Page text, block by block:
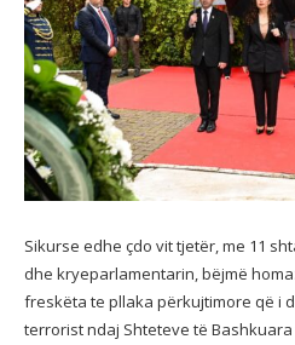
Sikurse edhe çdo vit tjetër, me 11
dhe kryeparlamentarin, bëjmë
freskëta te pllaka përkujtimore që i
terrorist ndaj Shteteve të Bashkuara